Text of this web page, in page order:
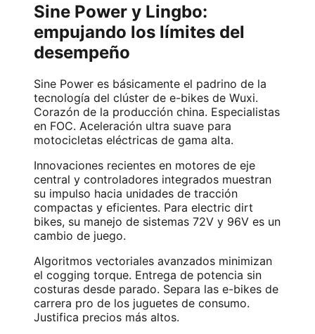
Sine Power y Lingbo:
empujando los límites del
desempeño
Sine Power es básicamente el padrino de la
tecnología del clúster de e-bikes de Wuxi.
Corazón de la producción china. Especialistas
en FOC. Aceleración ultra suave para
motocicletas eléctricas de gama alta.
Innovaciones recientes en motores de eje
central y controladores integrados muestran
su impulso hacia unidades de tracción
compactas y eficientes. Para electric dirt
bikes, su manejo de sistemas 72V y 96V es un
cambio de juego.
Algoritmos vectoriales avanzados minimizan
el cogging torque. Entrega de potencia sin
costuras desde parado. Separa las e-bikes de
carrera pro de los juguetes de consumo.
Justifica precios más altos.